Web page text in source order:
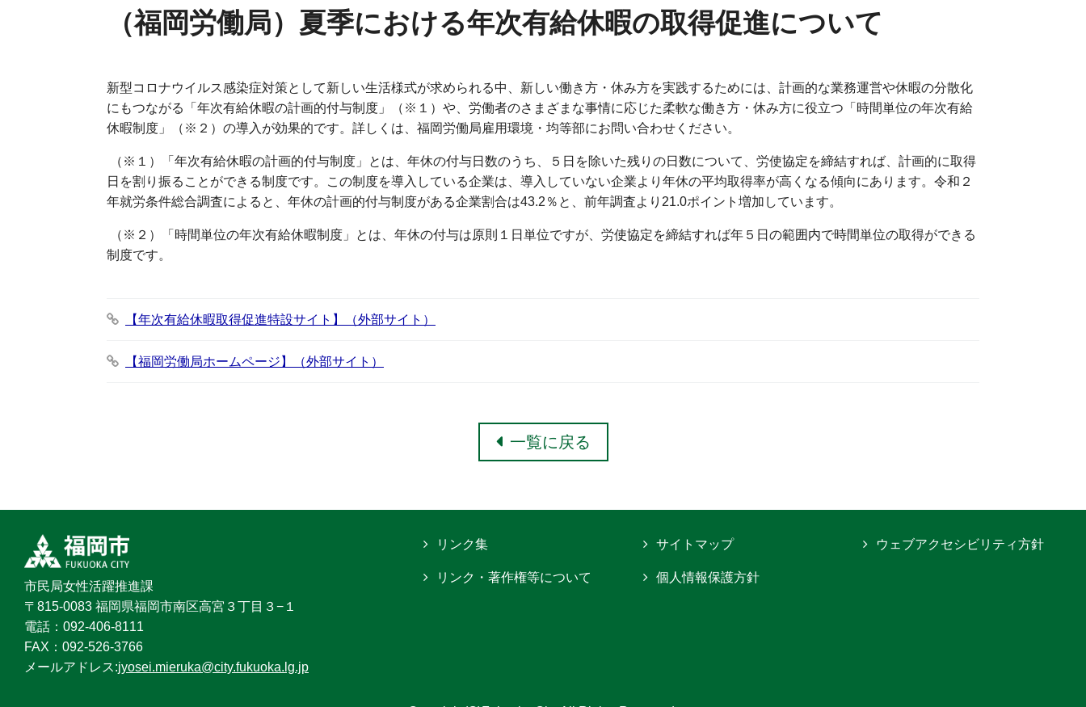
（福岡労働局）夏季における年次有給休暇の取得促進について
新型コロナウイルス感染症対策として新しい生活様式が求められる中、新しい働き方・休み方を実践するためには、計画的な業務運営や休暇の分散化
にもつながる「年次有給休暇の計画的付与制度」（※１）や、労働者のさまざまな事情に応じた柔軟な働き方・休み方に役立つ「時間単位の年次有給
休暇制度」（※２）の導入が効果的です。詳しくは、福岡労働局雇用環境・均等部にお問い合わせください。
（※１）「年次有給休暇の計画的付与制度」とは、年休の付与日数のうち、５日を除いた残りの日数について、労使協定を締結すれば、計画的に取得
日を割り振ることができる制度です。この制度を導入している企業は、導入していない企業より年休の平均取得率が高くなる傾向にあります。令和２
年就労条件総合調査によると、年休の計画的付与制度がある企業割合は43.2％と、前年調査より21.0ポイント増加しています。
（※２）「時間単位の年次有給休暇制度」とは、年休の付与は原則１日単位ですが、労使協定を締結すれば年５日の範囲内で時間単位の取得ができる
制度です。
【年次有給休暇取得促進特設サイト】（外部サイト）
【福岡労働局ホームページ】（外部サイト）
一覧に戻る
市民局女性活躍推進課
〒815-0083 福岡県福岡市南区高宮３丁目３−１
電話：092‐406‐8111
FAX：092‐526‐3766
メールアドレス:jyosei.mieruka@city.fukuoka.lg.jp
リンク集 サイトマップ ウェブアクセシビリティ方針
リンク・著作権等について 個人情報保護方針